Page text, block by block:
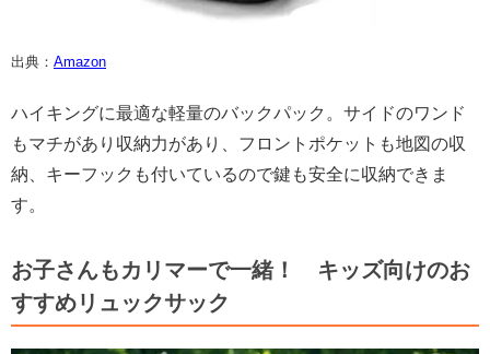
出典： Amazon
ハイキングに最適な軽量のバックパック。サイドのワンド
もマチがあり収納力があり、フロントポケットも地図の収
納、キーフックも付いているので鍵も安全に収納できま
す。
お子さんもカリマーで一緒！ キッズ向けのお
すすめリュックサック